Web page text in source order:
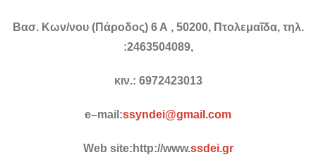
Βασ. Κων/νου (Πάροδος) 6 Α , 50200, Πτολεμαΐδα, τηλ.
:2463504089,
κιν.: 6972423013
e–mail :ssyndei@gmail .com
Web site: http://www.ssdei.gr